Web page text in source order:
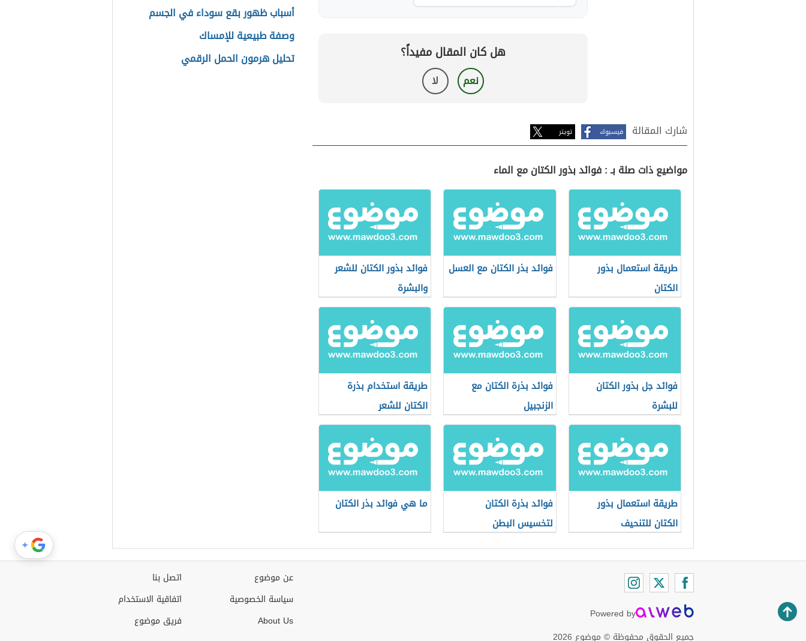
هل كان المقال مفيداً؟
نعم لا
شارك المقالة فيسبوك تويتر
مواضيع ذات صلة بـ : فوائد بذور الكتان مع الماء
طريقة استعمال بذور
الكتان
فوائد بذر الكتان مع العسل
فوائد بذور الكتان للشعر
والبشرة
فوائد جل بذور الكتان
للبشرة
فوائد بذرة الكتان مع
الزنجبيل
طريقة استخدام بذرة
الكتان للشعر
طريقة استعمال بذور
الكتان للتنحيف
فوائد بذرة الكتان
لتخسيس البطن
ما هي فوائد بذر الكتان
أسباب ظهور بقع سوداء في الجسم
وصفة طبيعية للإمساك
تحليل هرمون الحمل الرقمي
Powered by
جميع الحقوق محفوظة © موضوع 2026
اتصل بنا
اتفاقية الاستخدام
فريق موضوع
عن موضوع
سياسة الخصوصية
About Us
+